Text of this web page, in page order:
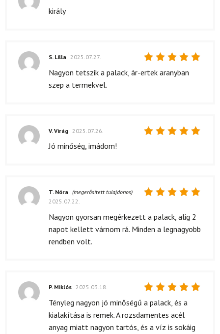
király
Értékelés:
S. Lilla 2025.07.27.
Nagyon tetszik a palack, ár-ertek aranyban
szep a termekvel.
V. Virág 2025.07.26.
Jó minőség, imádom!
5/ 5
T. Nóra (megerősített tulajdonos)
2025.07.22.
Nagyon gyorsan megérkezett a palack, alig 2
napot kellett várnom rá. Minden a legnagyobb
rendben volt.
Értékelés:
5 / 5
P. Miklós 2025.03.18.
Tényleg nagyon jó minőségű a palack, és a
kialakítása is remek. A rozsdamentes acél
anyag miatt nagyon tartós, és a víz is sokáig